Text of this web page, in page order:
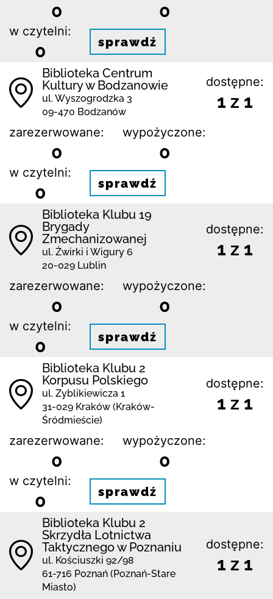
0 0
w czytelni:
0 sprawdź
Biblioteka Centrum
Kultury w Bodzanowie
ul. Wyszogrodzka 3
09-470 Bodzanów
dostępne:
1 z 1
zarezerwowane:
0
wypożyczone:
0
w czytelni:
0 sprawdź
Biblioteka Klubu 19
Brygady
Zmechanizowanej
ul. Żwirki i Wigury 6
20-029 Lublin
dostępne:
1 z 1
zarezerwowane:
0
wypożyczone:
0
w czytelni:
0 sprawdź
Biblioteka Klubu 2
Korpusu Polskiego
ul. Zyblikiewicza 1
31-029 Kraków (Kraków-
Śródmieście)
dostępne:
1 z 1
zarezerwowane:
0
wypożyczone:
0
w czytelni:
0 sprawdź
Biblioteka Klubu 2
Skrzydła Lotnictwa
Taktycznego w Poznaniu
ul. Kościuszki 92/98
61-716 Poznań (Poznań-Stare
Miasto)
dostępne:
1 z 1